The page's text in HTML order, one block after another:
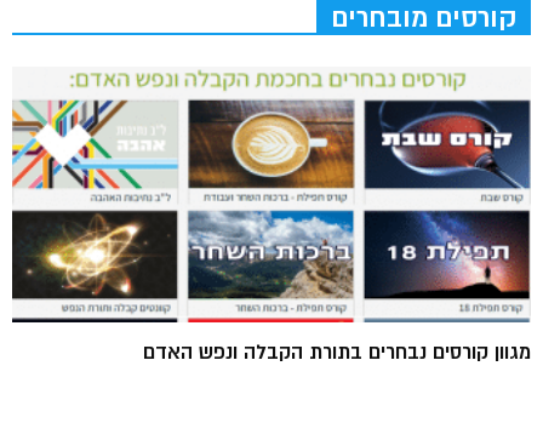
קורסים מובחרים
מגוון קורסים נבחרים בתורת הקבלה ונפש האדם